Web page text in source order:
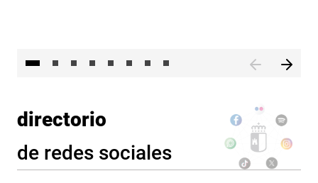
directorio
de redes sociales